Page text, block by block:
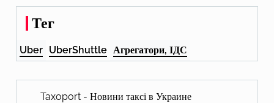
Тег
Uber UberShuttle Агрегатори, ІДС
Taxoport - Новини таксі в Украине